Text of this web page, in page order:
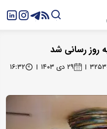
روز رسانی شد
۲۹ دی ۱۴۰۳
۱۶:۳۲